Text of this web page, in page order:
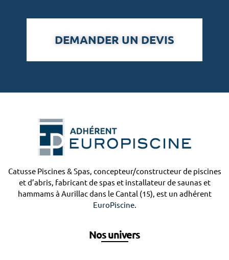
DEMANDER UN DEVIS
Catusse Piscines & Spas, concepteur/constructeur de piscines
et d’abris, fabricant de spas et installateur de saunas et
hammams à Aurillac dans le Cantal (15), est un adhérent
EuroPiscine.
Nos univers